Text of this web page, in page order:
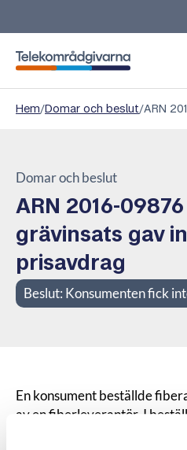
Telekområdgivarna
Hem/Domar och beslut/
Domar och beslut
ARN 2016-
grävinsats gav
prisavdrag
Beslut: Konsumenten fick
En konsument beställde
av en fiberleverantör. I
skulle bli kontaktad när